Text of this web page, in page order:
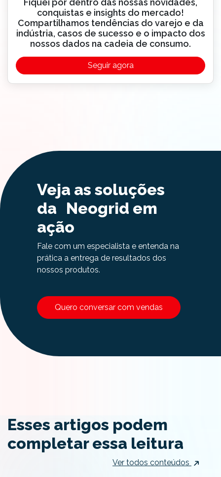
Fiquei por dentro das nossas novidades,
conquistas e insights do mercado!
Compartilhamos tendências do varejo e da
indústria, casos de sucesso e o impacto dos
nossos dados na cadeia de consumo.
Seguir agora
Veja as soluções
da Neogrid em
ação
Fale com um especialista e entenda na
prática a entrega de resultados dos
nossos produtos.
Quero conversar com vendas
Esses artigos podem
completar essa leitura
Ver todos conteúdos